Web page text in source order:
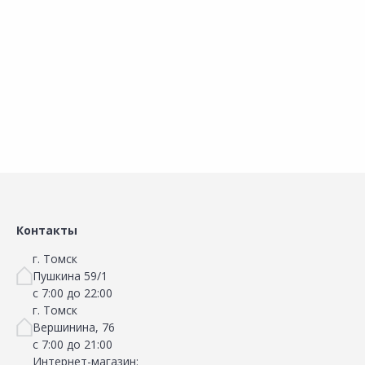
Контакты
г. Томск
Пушкина 59/1
с 7:00 до 22:00
г. Томск
Вершинина, 76
с 7:00 до 21:00
Интернет-магазин: